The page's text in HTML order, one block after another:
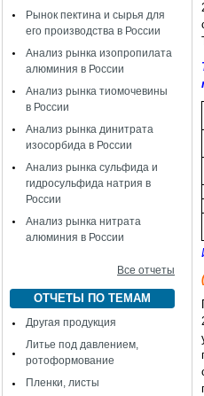
Рынок пектина и сырья для
его производства в России
Анализ рынка изопропилата
алюминия в России
Анализ рынка тиомочевины
в России
Анализ рынка динитрата
изосорбида в России
Анализ рынка сульфида и
гидросульфида натрия в
России
Анализ рынка нитрата
алюминия в России
Все отчеты
ОТЧЕТЫ ПО ТЕМАМ
Другая продукция
Литье под давлением,
ротоформование
Пленки, листы